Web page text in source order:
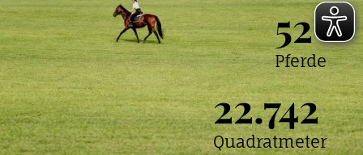
52
Pferde
22.742
Quadratmeter